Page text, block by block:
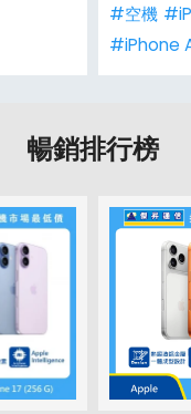
#空機
#iPhone
暢銷排行榜